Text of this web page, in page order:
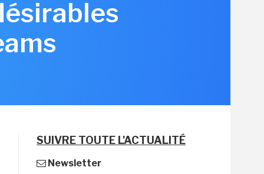
SUIVRE TOUTE L'ACTUALITÉ
Newsletter